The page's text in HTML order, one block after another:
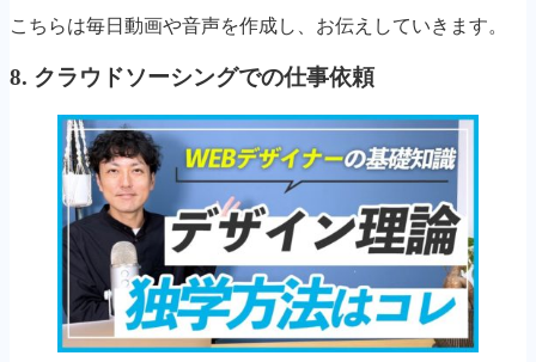
こちらは毎日動画や音声を作成し、お伝えしていきます。
8. クラウドソーシングでの仕事依頼